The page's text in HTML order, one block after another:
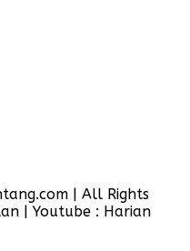
| All Rights
| Youtube : Harian